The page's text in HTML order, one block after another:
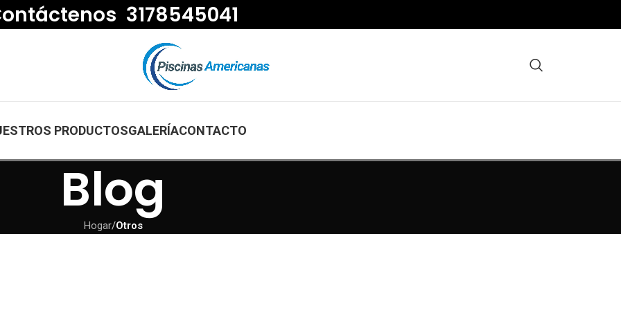
3178545041
PRODUCTOSGALERÍACONTACTO
Blog
Hogar/Otros